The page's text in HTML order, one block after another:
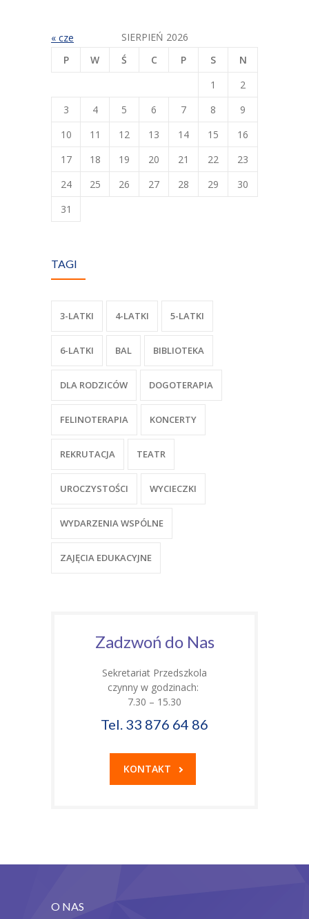
SIERPIEŃ 2026
P
W Ś C P S
N
1
2
3
4 5 6 7 8
9
10
11 12 13 14 15
16
17
18 19 20 21 22
23
24
25 26 27 28 29
30
31
« cze
TAGI
3-LATKI 4-LATKI 5-LATKI
6-LATKI BAL BIBLIOTEKA
DLA RODZICÓW DOGOTERAPIA
FELINOTERAPIA KONCERTY
REKRUTACJA TEATR
UROCZYSTOŚCI WYCIECZKI
WYDARZENIA WSPÓLNE
ZAJĘCIA EDUKACYJNE
Zadzwoń do Nas
Sekretariat Przedszkola
czynny w godzinach:
7.30 – 15.30
Tel. 33 876 64 86
KONTAKT
O NAS